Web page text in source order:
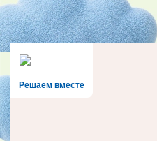
Решаем вместе